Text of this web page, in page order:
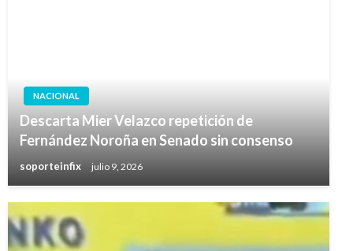
NACIONAL
Descarta Mier Velazco repetición de
Fernández Noroña en Senado sin consenso
soporteinfix julio 9, 2026